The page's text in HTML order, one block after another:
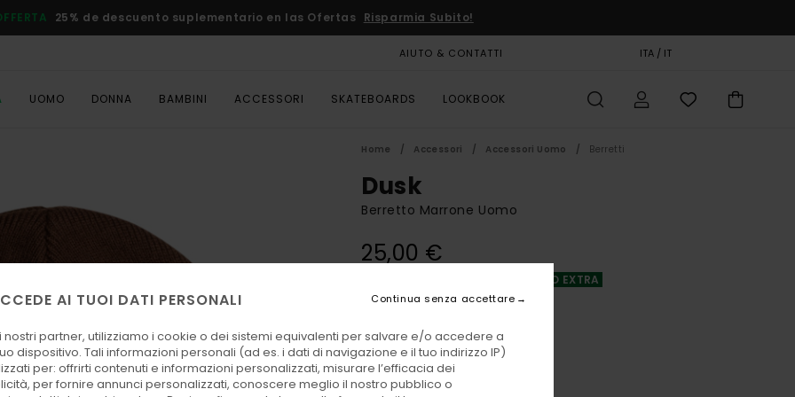
25% de descuento suplementario en las Ofertas Risparmia Subito!
AIUTO & CONTATTI ITA / IT
UOMO DONNA BAMBINI ACCESSORI SKATEBOARDS LOOKBOOK
Home Accessori Accessori Uomo Berretti
Dusk
Berretto Marrone Uomo
25,00 €
DOPPIA OFFERTA 25% DI SCONTO EXTRA
Chestnut
AI TUOI DATI PERSONALI
partner, utilizziamo i cookie o dei sistemi equivalenti per salvare e/o accedere a
dispositivo. Tali informazioni personali (ad es. i dati di navigazione e il tuo indirizzo IP)
per: offrirti contenuti e informazioni personalizzati, misurare l’efficacia dei
per fornire annunci personalizzati, conoscere meglio il nostro pubblico o
Continua senza accettare